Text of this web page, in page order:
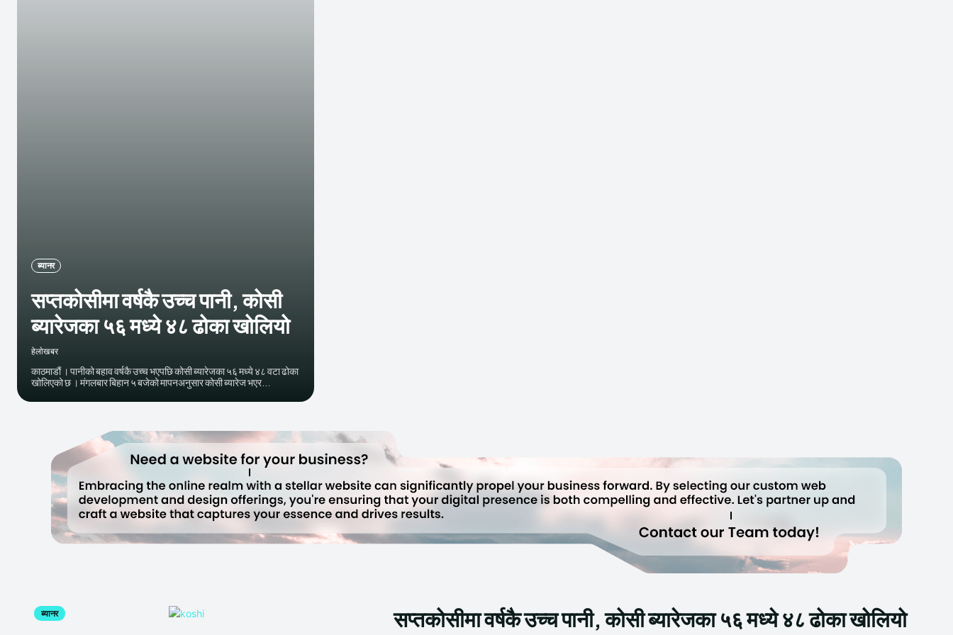
ब्यानर
सप्तकोसीमा वर्षकै उच्च पानी, कोसी
ब्यारेजका ५६ मध्ये ४८ ढोका खोलियो
हेलाेखबर
काठमाडौं । पानीको बहाव वर्षकै उच्च भएपछि कोसी ब्यारेजका ५६ मध्ये ४८ वटा ढोका
खोलिएको छ । मंगलबार बिहान ५ बजेको मापनअनुसार कोसी ब्यारेज भएर...
ब्यानर सप्तकोसीमा वर्षकै उच्च पानी, कोसी ब्यारेजका ५६ मध्ये ४८ ढोका खोलियो